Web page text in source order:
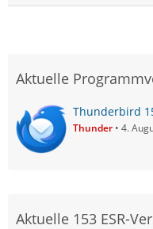
Aktuelle
Thunderbird
Thunder 4.
Aktuelle 153 ESR-